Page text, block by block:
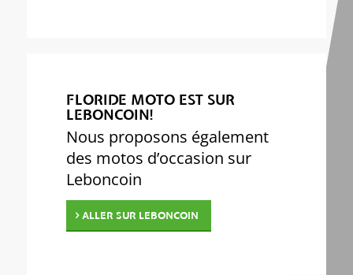
FLORIDE MOTO EST SUR
LEBONCOIN!
Nous proposons également
des motos d’occasion sur
Leboncoin
ALLER SUR LEBONCOIN